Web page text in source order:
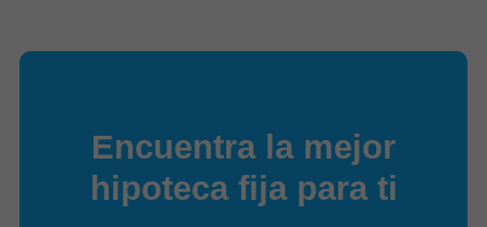
Encuentra la mejor
hipoteca fija para ti